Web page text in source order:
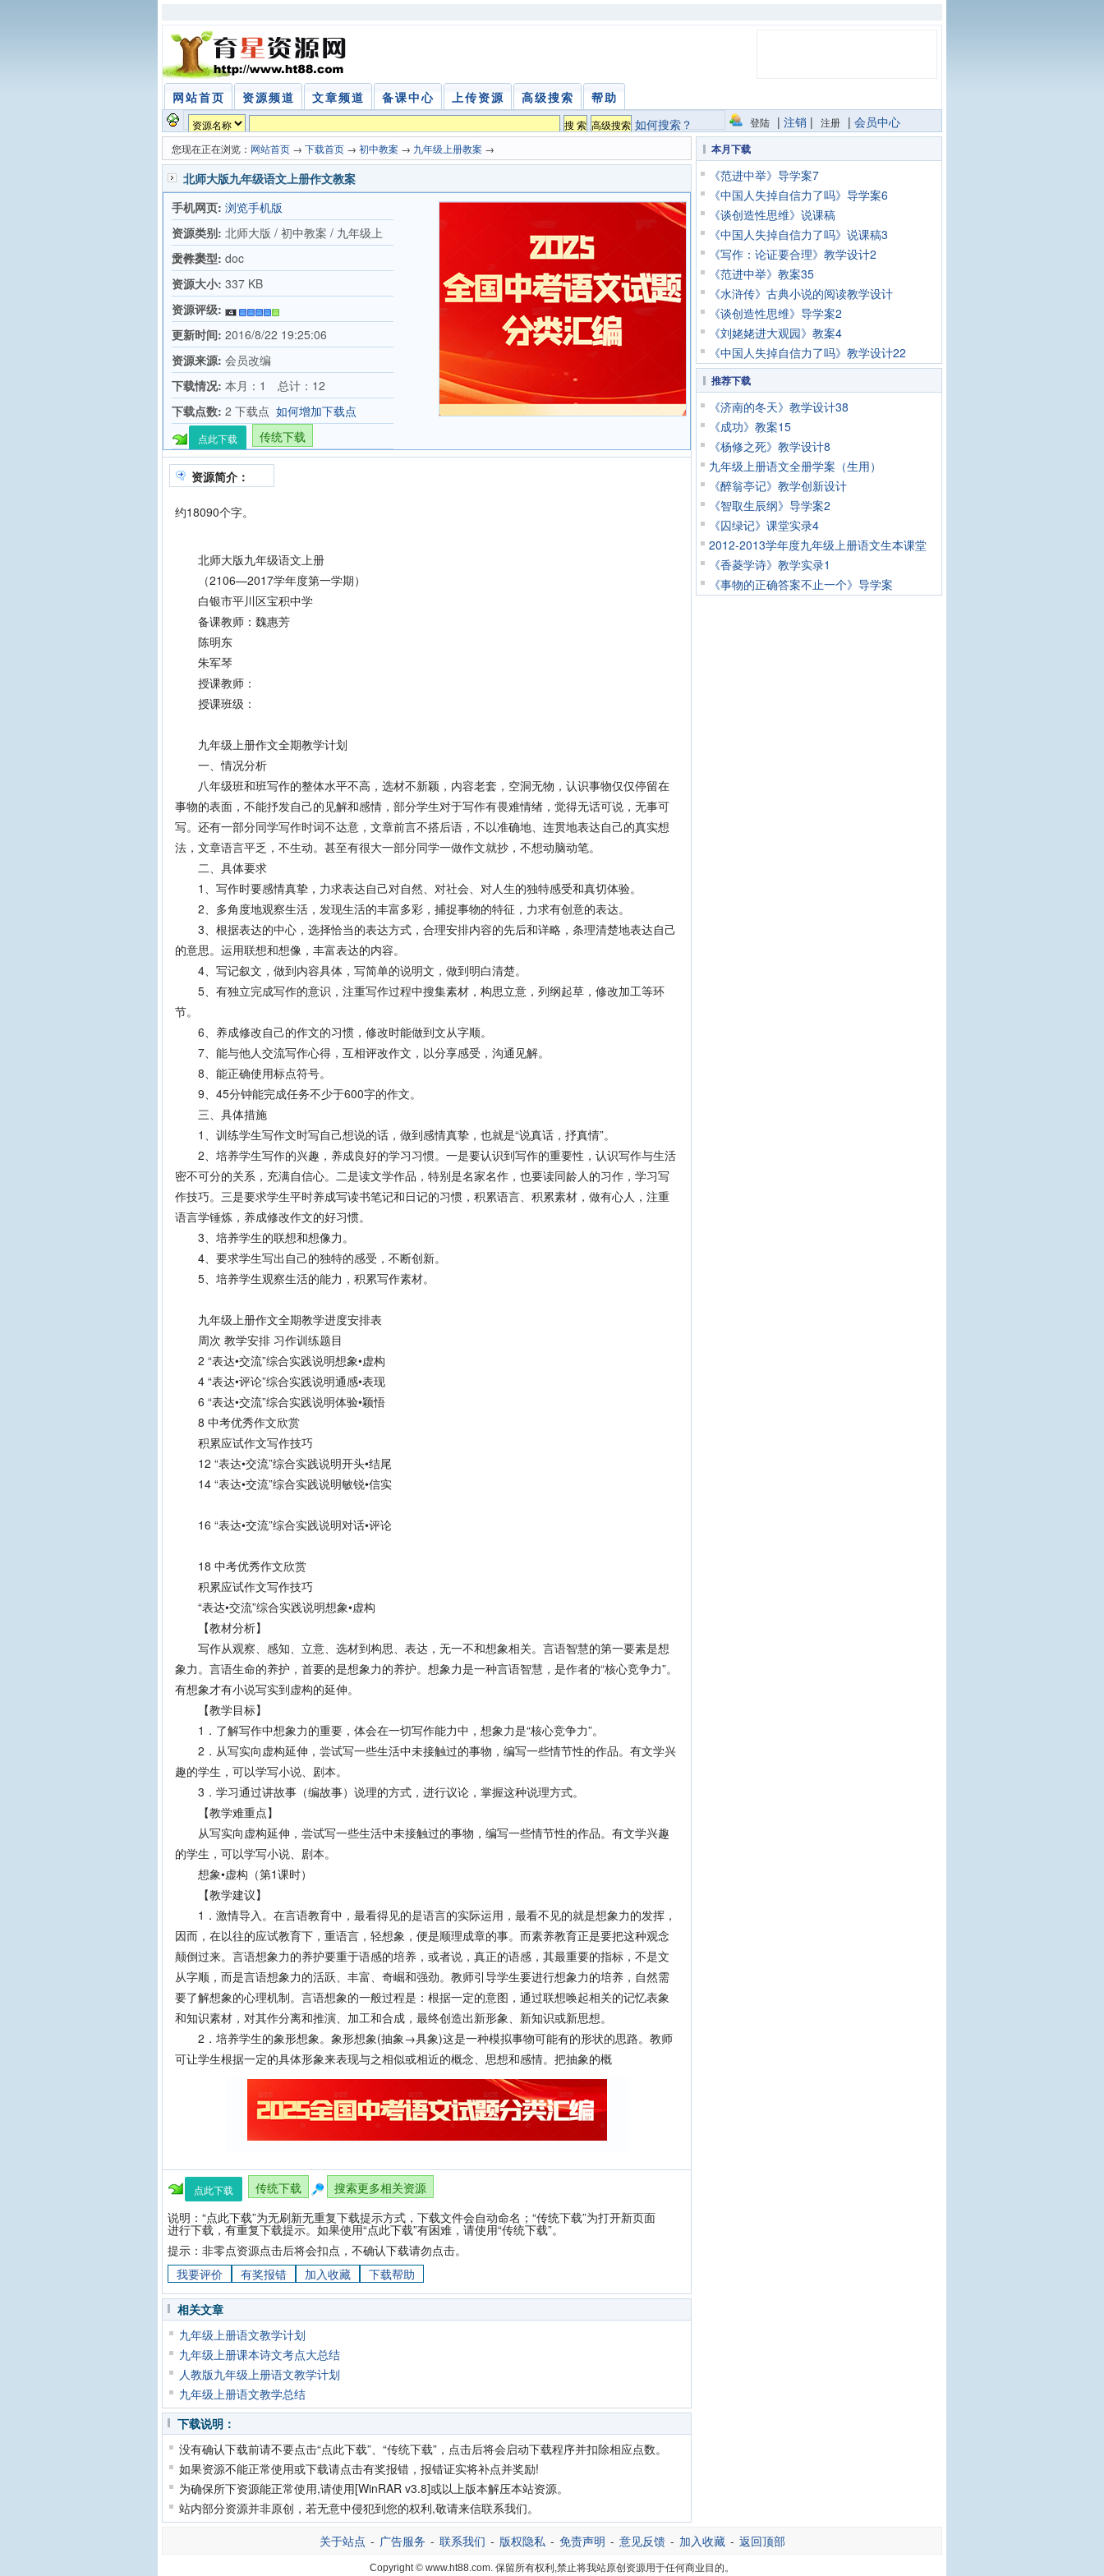
网站首页 资源频道 文章频道 备课中心 上传资源 高级搜索
帮助
如何搜索？
登陆 | 注销 | 注册 | 会员中心
您现在正在浏览： 网站首页 → 下载首页 → 初中教案 → 九年级上册教案 →
北师大版九年级语文上册作文教案
手机网页: 浏览手机版
资源类别: 北师大版 / 初中教案 / 九年级上
册教案
文件类型: doc
资源大小: 337 KB
资源评级:
更新时间: 2016/8/22 19:25:06
资源来源: 会员改编
下载情况: 本月：1 总计：12
下载点数: 2 下载点 如何增加下载点
点此下载 传统下载
资源简介：
约18090个字。
北师大版九年级语文上册
（2106—2017学年度第一学期）
白银市平川区宝积中学
备课教师：魏惠芳
陈明东
朱军琴
授课教师：
授课班级：
九年级上册作文全期教学计划
一、情况分析
八年级班和班写作的整体水平不高，选材不新颖，内容老套，空洞无物，认识事物仅仅停留在
事物的表面，不能抒发自己的见解和感情，部分学生对于写作有畏难情绪，觉得无话可说，无事可
写。还有一部分同学写作时词不达意，文章前言不搭后语，不以准确地、连贯地表达自己的真实想
法，文章语言平乏，不生动。甚至有很大一部分同学一做作文就抄，不想动脑动笔。
二、具体要求
1、写作时要感情真挚，力求表达自己对自然、对社会、对人生的独特感受和真切体验。
2、多角度地观察生活，发现生活的丰富多彩，捕捉事物的特征，力求有创意的表达。
3、根据表达的中心，选择恰当的表达方式，合理安排内容的先后和详略，条理清楚地表达自己
的意思。运用联想和想像，丰富表达的内容。
4、写记叙文，做到内容具体，写简单的说明文，做到明白清楚。
5、有独立完成写作的意识，注重写作过程中搜集素材，构思立意，列纲起草，修改加工等环
节。
6、养成修改自己的作文的习惯，修改时能做到文从字顺。
7、能与他人交流写作心得，互相评改作文，以分享感受，沟通见解。
8、能正确使用标点符号。
9、45分钟能完成任务不少于600字的作文。
三、具体措施
1、训练学生写作文时写自己想说的话，做到感情真挚，也就是“说真话，抒真情”。
2、培养学生写作的兴趣，养成良好的学习习惯。一是要认识到写作的重要性，认识写作与生活
密不可分的关系，充满自信心。二是读文学作品，特别是名家名作，也要读同龄人的习作，学习写
作技巧。三是要求学生平时养成写读书笔记和日记的习惯，积累语言、积累素材，做有心人，注重
语言学锤炼，养成修改作文的好习惯。
3、培养学生的联想和想像力。
4、要求学生写出自己的独特的感受，不断创新。
5、培养学生观察生活的能力，积累写作素材。
九年级上册作文全期教学进度安排表
周次 教学安排 习作训练题目
2 “表达•交流”综合实践说明想象•虚构
4 “表达•评论”综合实践说明通感•表现
6 “表达•交流”综合实践说明体验•颖悟
8 中考优秀作文欣赏
积累应试作文写作技巧
12 “表达•交流”综合实践说明开头•结尾
14 “表达•交流”综合实践说明敏锐•信实
16 “表达•交流”综合实践说明对话•评论
18 中考优秀作文欣赏
积累应试作文写作技巧
“表达•交流”综合实践说明想象•虚构
【教材分析】
写作从观察、感知、立意、选材到构思、表达，无一不和想象相关。言语智慧的第一要素是想
象力。言语生命的养护，首要的是想象力的养护。想象力是一种言语智慧，是作者的“核心竞争力”。
有想象才有小说写实到虚构的延伸。
【教学目标】
1．了解写作中想象力的重要，体会在一切写作能力中，想象力是“核心竞争力”。
2．从写实向虚构延伸，尝试写一些生活中未接触过的事物，编写一些情节性的作品。有文学兴
趣的学生，可以学写小说、剧本。
3．学习通过讲故事（编故事）说理的方式，进行议论，掌握这种说理方式。
【教学难重点】
从写实向虚构延伸，尝试写一些生活中未接触过的事物，编写一些情节性的作品。有文学兴趣
的学生，可以学写小说、剧本。
想象•虚构（第1课时）
【教学建议】
1．激情导入。在言语教育中，最看得见的是语言的实际运用，最看不见的就是想象力的发挥，
因而，在以往的应试教育下，重语言，轻想象，便是顺理成章的事。而素养教育正是要把这种观念
颠倒过来。言语想象力的养护要重于语感的培养，或者说，真正的语感，其最重要的指标，不是文
从字顺，而是言语想象力的活跃、丰富、奇崛和强劲。教师引导学生要进行想象力的培养，自然需
要了解想象的心理机制。言语想象的一般过程是：根据一定的意图，通过联想唤起相关的记忆表象
和知识素材，对其作分离和推演、加工和合成，最终创造出新形象、新知识或新思想。
2．培养学生的象形想象。象形想象(抽象→具象)这是一种模拟事物可能有的形状的思路。教师
可让学生根据一定的具体形象来表现与之相似或相近的概念、思想和感情。把抽象的概
点此下载 传统下载
搜索更多相关资源
说明：“点此下载”为无刷新无重复下载提示方式，下载文件会自动命名；“传统下载”为打开新页面
进行下载，有重复下载提示。如果使用“点此下载”有困难，请使用“传统下载”。
提示：非零点资源点击后将会扣点，不确认下载请勿点击。
我要评价
有奖报错 加入收藏 下载帮助
相关文章
九年级上册语文教学计划
九年级上册课本诗文考点大总结
人教版九年级上册语文教学计划
九年级上册语文教学总结
下载说明：
没有确认下载前请不要点击“点此下载”、“传统下载”，点击后将会启动下载程序并扣除相应点数。
如果资源不能正常使用或下载请点击有奖报错，报错证实将补点并奖励!
为确保所下资源能正常使用,请使用[WinRAR v3.8]或以上版本解压本站资源。
站内部分资源并非原创，若无意中侵犯到您的权利,敬请来信联系我们。
本月下载
《范进中举》导学案7
《中国人失掉自信力了吗》导学案6
《谈创造性思维》说课稿
《中国人失掉自信力了吗》说课稿3
《写作：论证要合理》教学设计2
《范进中举》教案35
《水浒传》古典小说的阅读教学设计
《谈创造性思维》导学案2
《刘姥姥进大观园》教案4
《中国人失掉自信力了吗》教学设计22
推荐下载
《济南的冬天》教学设计38
《成功》教案15
《杨修之死》教学设计8
九年级上册语文全册学案（生用）
《醉翁亭记》教学创新设计
《智取生辰纲》导学案2
《囚绿记》课堂实录4
2012-2013学年度九年级上册语文生本课堂
《香菱学诗》教学实录1
《事物的正确答案不止一个》导学案
关于站点 - 广告服务 - 联系我们 - 版权隐私 - 免责声明 - 意见反馈 - 加入收藏 - 返回顶部
Copyright © www.ht88.com. 保留所有权利,禁止将我站原创资源用于任何商业目的。